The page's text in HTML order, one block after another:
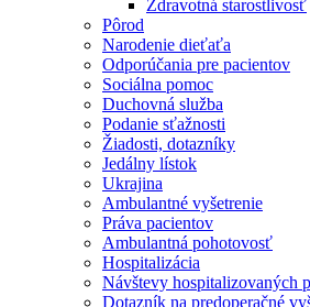
Zdravotná starostlivosť
Pôrod
Narodenie dieťaťa
Odporúčania pre pacientov
Sociálna pomoc
Duchovná služba
Podanie sťažnosti
Žiadosti, dotazníky
Jedálny lístok
Ukrajina
Ambulantné vyšetrenie
Práva pacientov
Ambulantná pohotovosť
Hospitalizácia
Návštevy hospitalizovaných
Dotazník na predoperačné